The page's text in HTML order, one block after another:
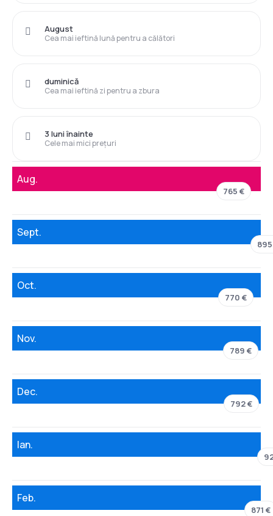
Cea mai ieftină lună pentru a călători
August
Cea mai ieftină zi pentru a zbura
duminică
Cele mai mici prețuri
3 luni înainte
Aug.
765 €
Sept.
Oct.
770 €
Nov.
789 €
Dec.
792 €
Ian.
Feb.
871 €